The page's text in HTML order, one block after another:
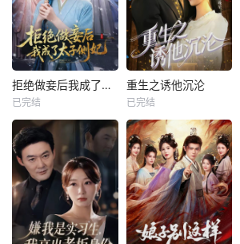
拒绝做妾后我成了太子侧妃
已完结
重生之诱他沉沦
已完结